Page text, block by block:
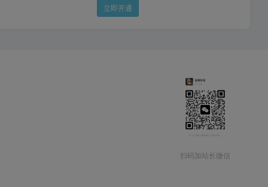
立即开通
扫码加站长微信